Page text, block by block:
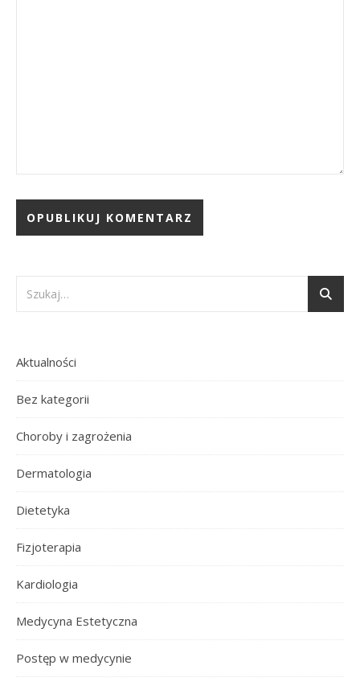
Aktualności
Bez kategorii
Choroby i zagrożenia
Dermatologia
Dietetyka
Fizjoterapia
Kardiologia
Medycyna Estetyczna
Postęp w medycynie